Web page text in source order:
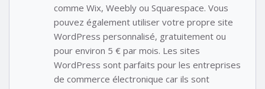
comme Wix, Weebly ou Squarespace. Vous
pouvez également utiliser votre propre site
WordPress personnalisé, gratuitement ou
pour environ 5 € par mois. Les sites
WordPress sont parfaits pour les entreprises
de commerce électronique car ils sont